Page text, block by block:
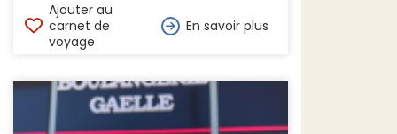
Ajouter au
carnet de
voyage
En savoir plus